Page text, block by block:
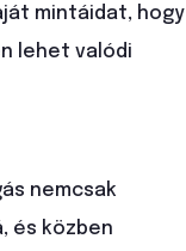
mintáidat, hogy
lehet valódi
nemcsak
és közben